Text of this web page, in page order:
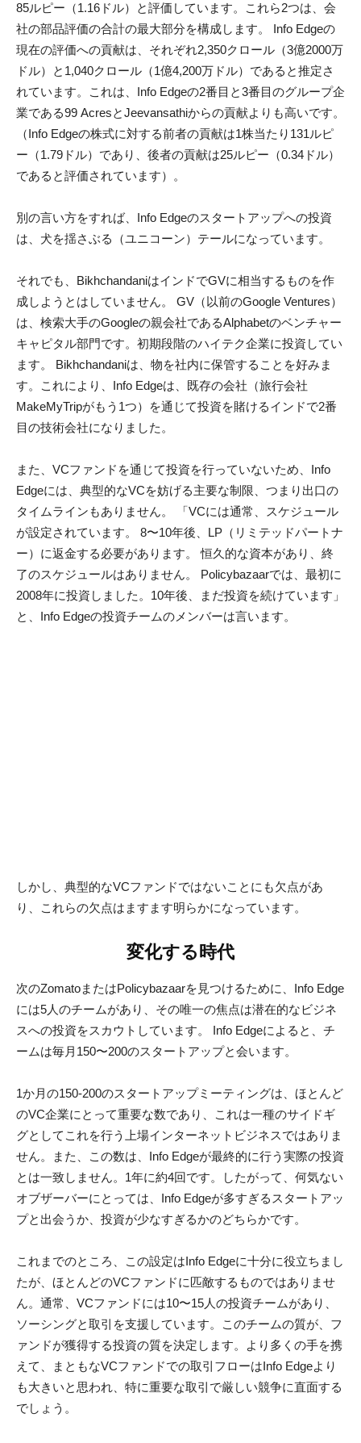
85ルピー（1.16ドル）と評価しています。これら2つは、会
社の部品評価の合計の最大部分を構成します。 Info Edgeの
現在の評価への貢献は、それぞれ2,350クロール（3億2000万
ドル）と1,040クロール（1億4,200万ドル）であると推定さ
れています。これは、Info Edgeの2番目と3番目のグループ企
業である99 AcresとJeevansathiからの貢献よりも高いです。
（Info Edgeの株式に対する前者の貢献は1株当たり131ルピ
ー（1.79ドル）であり、後者の貢献は25ルピー（0.34ドル）
であると評価されています）。
別の言い方をすれば、Info Edgeのスタートアップへの投資
は、犬を揺さぶる（ユニコーン）テールになっています。
それでも、BikhchandaniはインドでGVに相当するものを作
成しようとはしていません。 GV（以前のGoogle Ventures）
は、検索大手のGoogleの親会社であるAlphabetのベンチャー
キャピタル部門です。初期段階のハイテク企業に投資してい
ます。 Bikhchandaniは、物を社内に保管することを好みま
す。これにより、Info Edgeは、既存の会社（旅行会社
MakeMyTripがもう1つ）を通じて投資を賭けるインドで2番
目の技術会社になりました。
また、VCファンドを通じて投資を行っていないため、Info
Edgeには、典型的なVCを妨げる主要な制限、つまり出口の
タイムラインもありません。 「VCには通常、スケジュール
が設定されています。 8〜10年後、LP（リミテッドパートナ
ー）に返金する必要があります。 恒久的な資本があり、終
了のスケジュールはありません。 Policybazaarでは、最初に
2008年に投資しました。10年後、まだ投資を続けています」
と、Info Edgeの投資チームのメンバーは言います。
1か月の150-200のスタートアップミーティングは、ほとんど
のVC企業にとって重要な数であり、これは一種のサイドギ
せん。また、この数は、Info Edgeが最終的に行う実際の投資
オブザーバーにとっては、Info Edgeが多すぎるスタートアッ
プと出会うか、投資が少なすぎるかのどちらかです。
これまでのところ、この設定はInfo Edgeに十分に役立ちまし
ん。通常、VCファンドには10〜15人の投資チームがあり、
ソーシングと取引を支援しています。このチームの質が、フ
ァンドが獲得する投資の質を決定します。より多くの手を携
えて、まともなVCファンドでの取引フローはInfo Edgeより
も大きいと思われ、特に重要な取引で厳しい競争に直面する
でしょう。
は、初期投資のみに関心があります。 「通常、最初のチェ
ックは100万〜300万ドルの範囲です。 Info Edgeの投資チー
ムのメンバーは、次のように語っています。
ユニコーンとは別に、クラシファイド会社は、不動産、教
育、B2Bマーケットプレイスからアグリテックに至るまで、
数多くの小規模な新興企業に投資しています。これらの各企
業では、初期投資家であるInfo Edgeが少数株主になっていま